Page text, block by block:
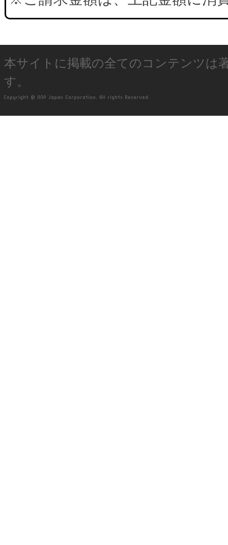
本サイトに掲載の全てのコンテンツは
す。